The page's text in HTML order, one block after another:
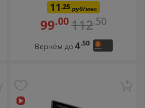
11.25 руб/мес
99.00112.50
Вернём до4.50